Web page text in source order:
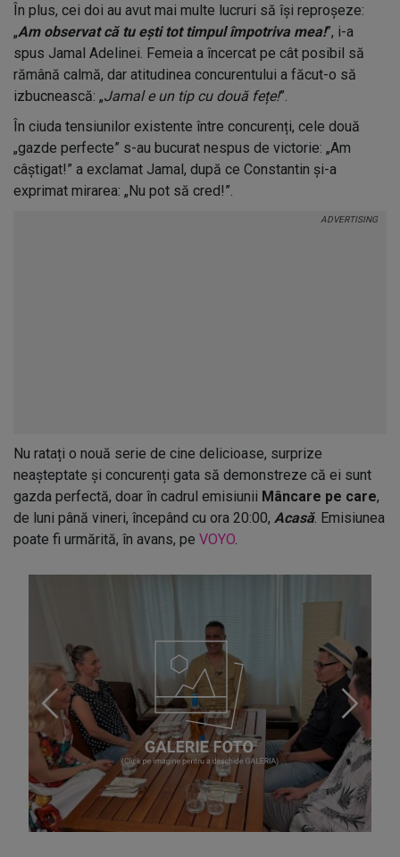
În plus, cei doi au avut mai multe lucruri să își reproșeze:
„Am observat că tu ești tot timpul împotriva mea!”, i-a
spus Jamal Adelinei. Femeia a încercat pe cât posibil să
rămână calmă, dar atitudinea concurentului a făcut-o să
izbucnească: „Jamal e un tip cu două fețe!”.
În ciuda tensiunilor existente între concurenți, cele două
„gazde perfecte” s-au bucurat nespus de victorie: „Am
câștigat!” a exclamat Jamal, după ce Constantin și-a
exprimat mirarea: „Nu pot să cred!”.
Nu ratați o nouă serie de cine delicioase, surprize
neașteptate și concurenți gata să demonstreze că ei sunt
gazda perfectă, doar în cadrul emisiunii Mâncare pe care,
de luni până vineri, începând cu ora 20:00, Acasă. Emisiunea
poate fi urmărită, în avans, pe VOYO.